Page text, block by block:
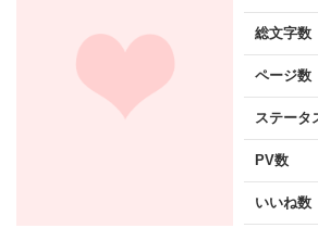
総文字数
ページ数
ステータ
PV数
いいね数